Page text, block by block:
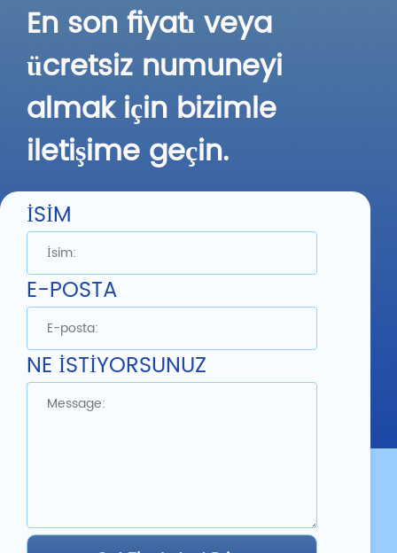
En son fiyatı veya
ücretsiz numuneyi
almak için bizimle
iletişime geçin.
İSİM
E-POSTA
NE İSTİYORSUNUZ